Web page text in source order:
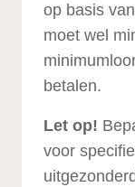
op basis
moet wel
betalen.
Let op!
voor